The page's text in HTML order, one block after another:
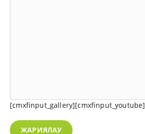
[cmxfinput_gallery][cmxfinput_youtube]
ЖАРИЯЛАУ